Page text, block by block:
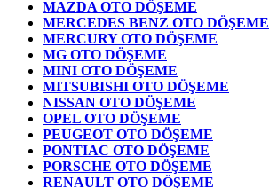
MAZDA OTO DÖŞEME
MERCEDES BENZ OTO DÖŞEME
MERCURY OTO DÖŞEME
MG OTO DÖŞEME
MINI OTO DÖŞEME
MITSUBISHI OTO DÖŞEME
NISSAN OTO DÖŞEME
OPEL OTO DÖŞEME
PEUGEOT OTO DÖŞEME
PONTIAC OTO DÖŞEME
PORSCHE OTO DÖŞEME
RENAULT OTO DÖŞEME